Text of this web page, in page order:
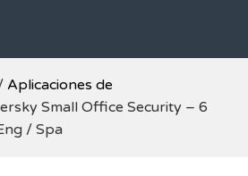
Aplicaciones de
Small Office Security – 6
/ Spa